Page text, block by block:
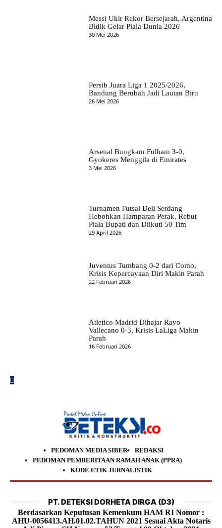
Messi Ukir Rekor Bersejarah, Argentina
Bidik Gelar Piala Dunia 2026
30 Mei 2026
Persib Juara Liga 1 2025/2026,
Bandung Berubah Jadi Lautan Biru
26 Mei 2026
Arsenal Bungkam Fulham 3-0,
Gyokeres Menggila di Emirates
3 Mei 2026
Turnamen Futsal Deli Serdang
Hebohkan Hamparan Perak, Rebut
Piala Bupati dan Diikuti 50 Tim
29 April 2026
Juventus Tumbang 0-2 dari Como,
Krisis Kepercayaan Diri Makin Parah
22 Februari 2026
Atletico Madrid Dihajar Rayo
Vallecano 0-3, Krisis LaLiga Makin
Parah
16 Februari 2026
PEDOMAN MEDIA SIBER
REDAKSI
PEDOMAN PEMBERITAAN RAMAH ANAK (PPRA)
KODE ETIK JURNALISTIK
PT. DETEKSI DORHETA DIRGA (D3)
Berdasarkan Keputusan Kemenkum HAM RI Nomor :
AHU-0056413.AH.01.02.TAHUN 2021 Sesuai Akta Notaris